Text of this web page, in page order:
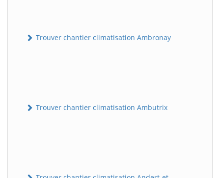
Trouver chantier climatisation Ambronay
Trouver chantier climatisation Ambutrix